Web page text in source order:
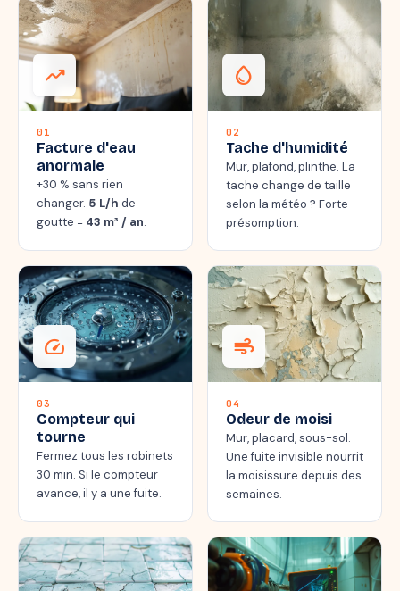
trending_up
01
Facture d'eau
anormale
+30 % sans rien
changer. 5 L/h de
goutte = 43 m³ / an.
water_drop
02
Tache d'humidité
Mur, plafond, plinthe. La
tache change de taille
selon la météo ? Forte
présomption.
speed
03
Compteur qui
tourne
Fermez tous les robinets
30 min. Si le compteur
avance, il y a une fuite.
air
04
Odeur de moisi
Mur, placard, sous-sol.
Une fuite invisible nourrit
la moisissure depuis des
semaines.